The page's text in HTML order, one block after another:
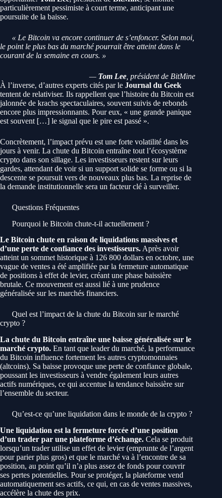
particulièrement pessimiste à court terme, anticipant une
poursuite de la baisse.
« Le Bitcoin va encore continuer de s’enfoncer. Selon moi,
le point le plus bas du marché pourrait être atteint dans le
courant de la semaine en cours. »
— Tom Lee , président de BitMine
À l’inverse, d’autres experts cités par le Journal du Geek
tentent de relativiser. Ils rappellent que l’histoire du Bitcoin est
jalonnée de krachs spectaculaires, souvent suivis de rebonds
encore plus impressionnants. Pour eux, « une grande panique
est souvent […] le signal que le pire est passé ».
Concrètement, l’impact prévu est une forte volatilité dans les
jours à venir. La chute du Bitcoin entraîne tout l’écosystème
crypto dans son sillage. Les investisseurs restent sur leurs
gardes, attendant de voir si un support solide se forme ou si la
descente se poursuit vers de nouveaux plus bas. La reprise de
la demande institutionnelle sera un facteur clé à surveiller.
Questions Fréquentes
Pourquoi le Bitcoin chute-t-il actuellement ?
Le Bitcoin chute en raison de liquidations massives et
d’une perte de confiance des investisseurs.Après avoir
atteint un sommet historique à 126 800 dollars en octobre, une
vague de ventes a été amplifiée par la fermeture automatique
de positions à effet de levier, créant une phase baissière
brutale. Ce mouvement est aussi lié à une prudence
généralisée sur les marchés financiers.
Quel est l’impact de la chute du Bitcoin sur le marché
crypto ?
La chute du Bitcoin entraîne une baisse généralisée sur le
marché crypto. En tant que leader du marché, la performance
du Bitcoin influence fortement les autres cryptomonnaies
(altcoins). Sa baisse provoque une perte de confiance globale,
poussant les investisseurs à vendre également leurs autres
actifs numériques, ce qui accentue la tendance baissière sur
l’ensemble du secteur.
Qu’est-ce qu’une liquidation dans le monde de la crypto ?
Une liquidation est la fermeture forcée d’une position
d’un trader par une plateforme d’échange. Cela se produit
lorsqu’un trader utilise un effet de levier (emprunte de l’argent
pour parier plus gros) et que le marché va à l’encontre de sa
position, au point qu’il n’a plus assez de fonds pour couvrir
ses pertes potentielles. Pour se protéger, la plateforme vend
automatiquement ses actifs, ce qui, en cas de ventes massives,
accélère la chute des prix.